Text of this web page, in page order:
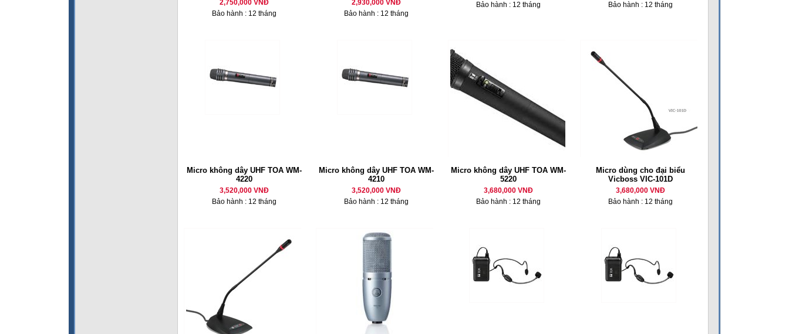
2,750,000 VNĐ
Bảo hành : 12 tháng
2,930,000 VNĐ
Bảo hành : 12 tháng
Bảo hành : 12 tháng
Bảo hành : 12 tháng
Micro không dây UHF TOA WM-
4220
3,520,000 VNĐ
Bảo hành : 12 tháng
Micro không dây UHF TOA WM-
4210
3,520,000 VNĐ
Bảo hành : 12 tháng
Micro không dây UHF TOA WM-
5220
3,680,000 VNĐ
Bảo hành : 12 tháng
Micro dùng cho đại biểu
Vicboss VIC-101D
3,680,000 VNĐ
Bảo hành : 12 tháng